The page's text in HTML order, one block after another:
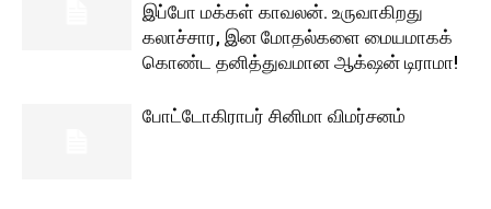
இப்போ மக்கள் காவலன். உருவாகிறது
கலாச்சார, இன மோதல்களை மையமாகக்
கொண்ட தனித்துவமான ஆக்‌ஷன் டிராமா!
போட்டோகிராபர் சினிமா விமர்சனம்